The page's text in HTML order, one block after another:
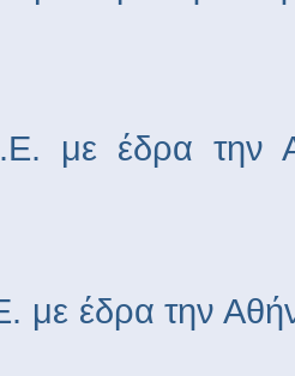
με έδρα την
με έδρα την